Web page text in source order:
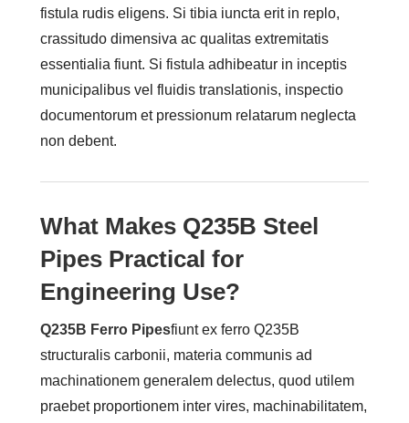
fistula rudis eligens. Si tibia iuncta erit in replo,
crassitudo dimensiva ac qualitas extremitatis
essentialia fiunt. Si fistula adhibeatur in inceptis
municipalibus vel fluidis translationis, inspectio
documentorum et pressionum relatarum neglecta
non debent.
What Makes Q235B Steel
Pipes Practical for
Engineering Use?
Q235B Ferro Pipesfiunt ex ferro Q235B
structuralis carbonii, materia communis ad
machinationem generalem delectus, quod utilem
praebet proportionem inter vires, machinabilitatem,